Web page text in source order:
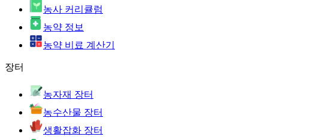
농사 커리큘럼
농약 정보
농약 비료 계산기
장터
농자재 장터
농수산물 장터
생활잡화 장터